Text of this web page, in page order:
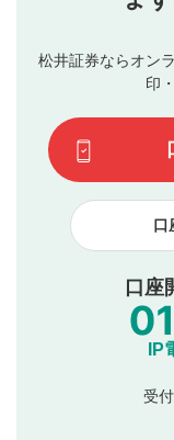
星で評価をする
3
動画の評価
です）
ブルによって生
評価およびコメ
ます。掲載され
てはお答えでき
て結果のご連絡
下記の項目に該
見合わせる場合
本動画コ
他者への
公序良俗
氏名、住
他のサイ
他者の権
松井証券ならオン
印
口
口座
受